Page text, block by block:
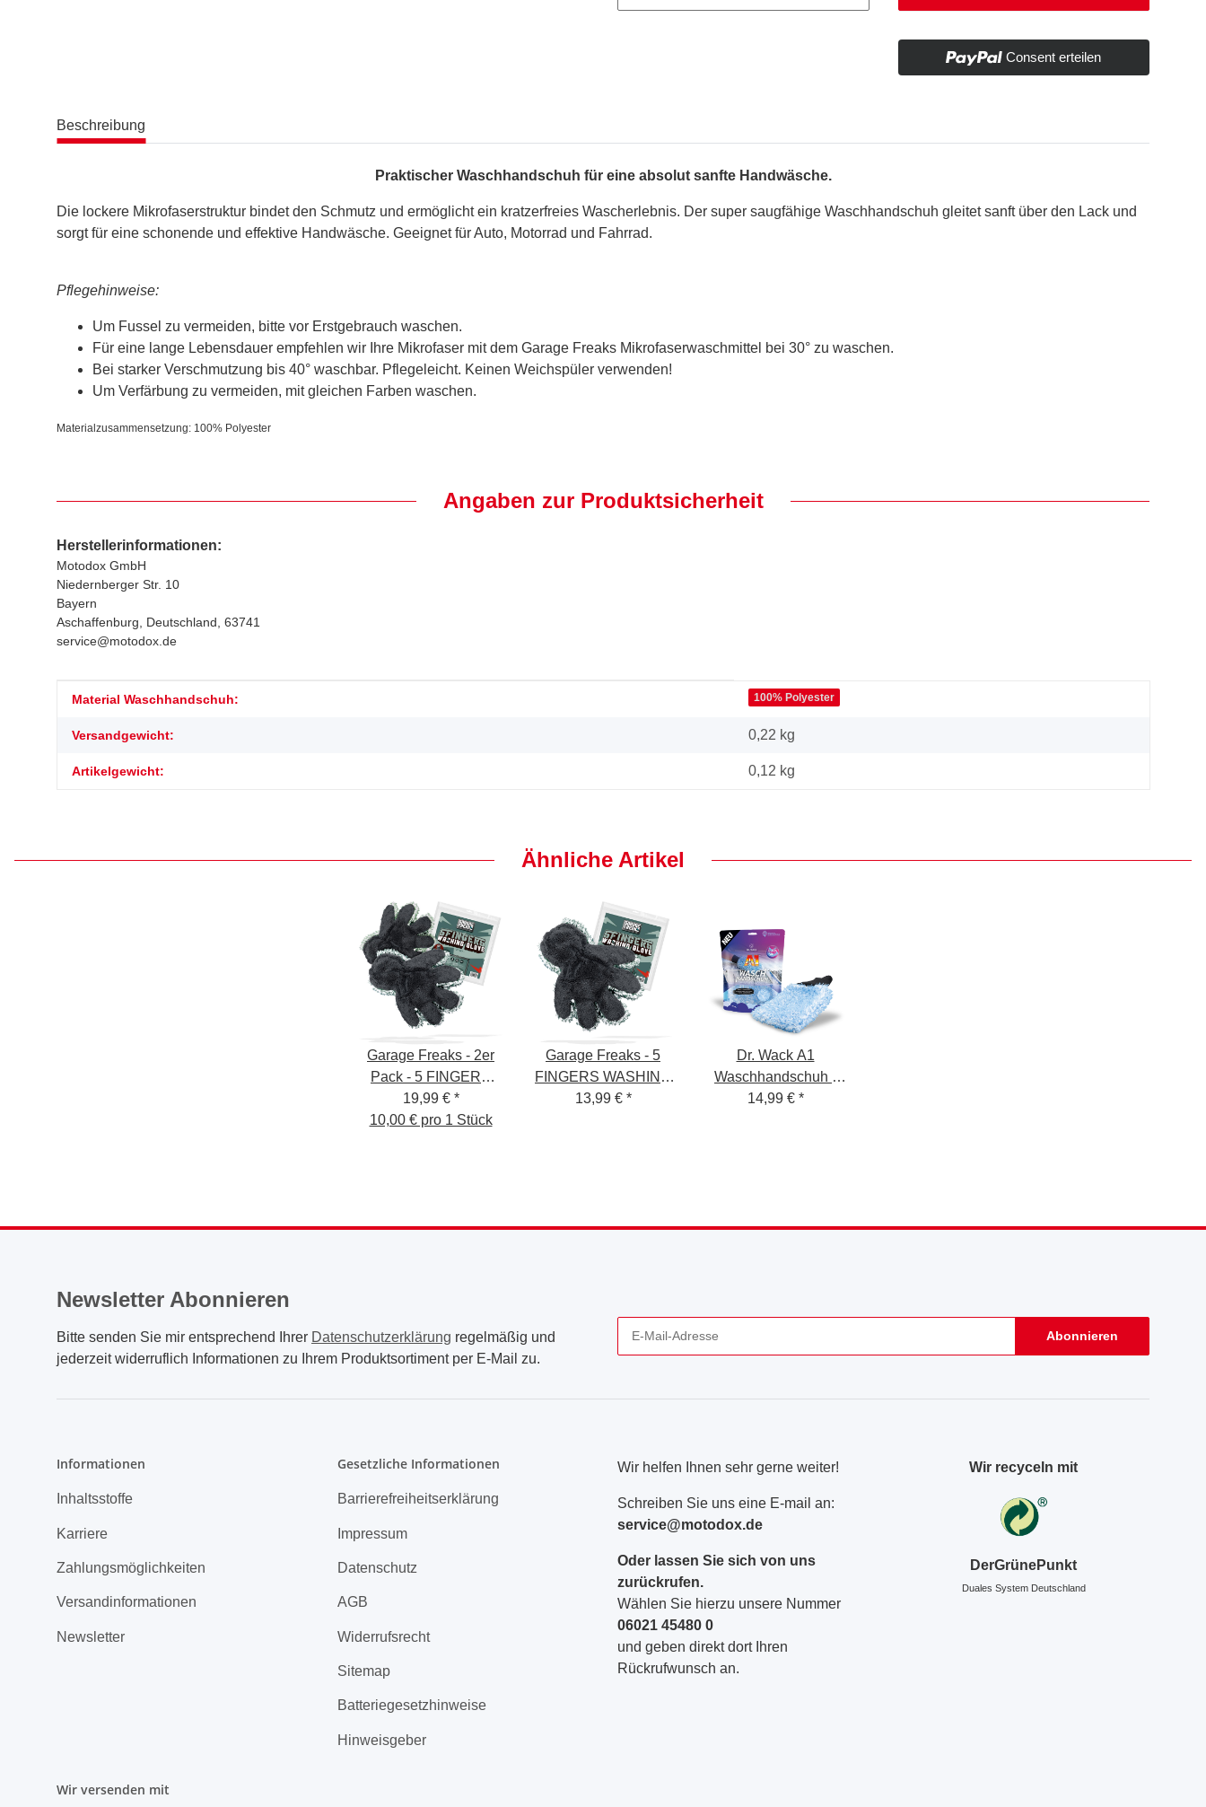
Consent erteilen
Beschreibung
Praktischer Waschhandschuh für eine absolut sanfte Handwäsche.
Die lockere Mikrofaserstruktur bindet den Schmutz und ermöglicht ein kratzerfreies Wascherlebnis. Der super saugfähige Waschhandschuh gleitet sanft über den Lack und
sorgt für eine schonende und effektive Handwäsche. Geeignet für Auto, Motorrad und Fahrrad.
Pflegehinweise:
Um Fussel zu vermeiden, bitte vor Erstgebrauch waschen.
Für eine lange Lebensdauer empfehlen wir Ihre Mikrofaser mit dem Garage Freaks Mikrofaserwaschmittel bei 30° zu waschen.
Bei starker Verschmutzung bis 40° waschbar. Pflegeleicht. Keinen Weichspüler verwenden!
Um Verfärbung zu vermeiden, mit gleichen Farben waschen.
Materialzusammensetzung: 100% Polyester
Angaben zur Produktsicherheit
Herstellerinformationen:
Motodox GmbH
Niedernberger Str. 10
Bayern
Aschaffenburg, Deutschland, 63741
service@motodox.de
Produkteigenschaft
Wert
Material Waschhandschuh: 100% Polyester
Versandgewicht: 0,22 kg
Artikelgewicht: 0,12 kg
Ähnliche Artikel
Garage Freaks - 2er
Pack - 5 FINGERS
WASHING GLOVE -
Waschhandschuh
19,99 € *
10,00 € pro 1 Stück
Garage Freaks - 5
FINGERS WASHING
GLOVE -
13,99 € *
Dr. Wack A1
Waschhandschuh -
Premium Mikrofaser
14,99 € *
Newsletter Abonnieren
Bitte senden Sie mir entsprechend Ihrer Datenschutzerklärung regelmäßig und
jederzeit widerruflich Informationen zu Ihrem Produktsortiment per E-Mail zu.
Abonnieren
Informationen
Inhaltsstoffe
Karriere
Zahlungsmöglichkeiten
Versandinformationen
Newsletter
Gesetzliche Informationen
Barrierefreiheitserklärung
Impressum
Datenschutz
AGB
Widerrufsrecht
Sitemap
Batteriegesetzhinweise
Hinweisgeber
Wir helfen Ihnen sehr gerne weiter!
Schreiben Sie uns eine E-mail an:
service@motodox.de
Oder lassen Sie sich von uns
zurückrufen.
Wählen Sie hierzu unsere Nummer
06021 45480 0
und geben direkt dort Ihren
Rückrufwunsch an.
Wir recyceln mit
DerGrünePunkt
Duales System Deutschland
Wir versenden mit